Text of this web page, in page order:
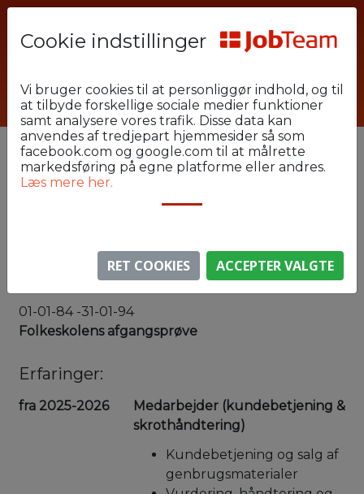
Vejle Industri og Lager
Lars
Alias:
Uddannelse:
01-01-84 -31-01-94
Folkeskolens afgangsprøve
Erfaringer:
fra 2025-2026
Medarbejder (kundebetjening &
skrothåndtering)
Kundebetjening og salg af
genbrugsmaterialer
Cookie indstillinger
Vi bruger cookies til at personliggør indhold, og til
at tilbyde forskellige sociale medier funktioner
samt analysere vores trafik. Disse data kan
anvendes af tredjepart hjemmesider så som
facebook.com og google.com til at målrette
markedsføring på egne platforme eller andres.
Læs mere her.
RET COOKIES ACCEPTER VALGTE